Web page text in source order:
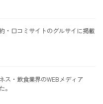
・口コミサイトのグルサイに掲載
ス・飲食業界のWEBメディア
。